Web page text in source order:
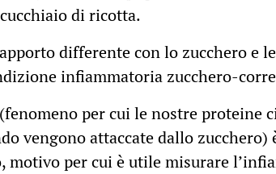
di ricotta.
differente con lo zucchero e
infiammatoria zucchero-
per cui le nostre proteine
vengono attaccate dallo
per cui è utile misurare